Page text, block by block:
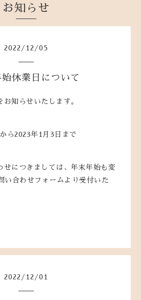
お知らせ
2022 / 12 /05
休業日について
知らせいたします。
ら2023年1月3日まで
せにつきましては、年末年始も変
い合わせフォームより受付いた
2022 / 12 /01